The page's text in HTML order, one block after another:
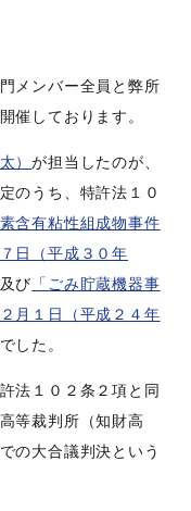
メンバー全員と弊所
催しております。
）が担当したのが、
のうち、特許法１０
素含有粘性組成物事件
日（平成３０年
及び 「ごみ貯蔵機器事
月１日（平成２４年
でした。
法１０２条２項と同
等裁判所（知財高
の大合議判決という